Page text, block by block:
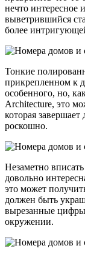
нечто интересное
выветрившийся
более
Тонкие
прикрепленном к
особенного, но,
Architecture, это
которая
роскошно.
Незаметно
довольно
это может
должен быть
вырезанные цифры
окружении.